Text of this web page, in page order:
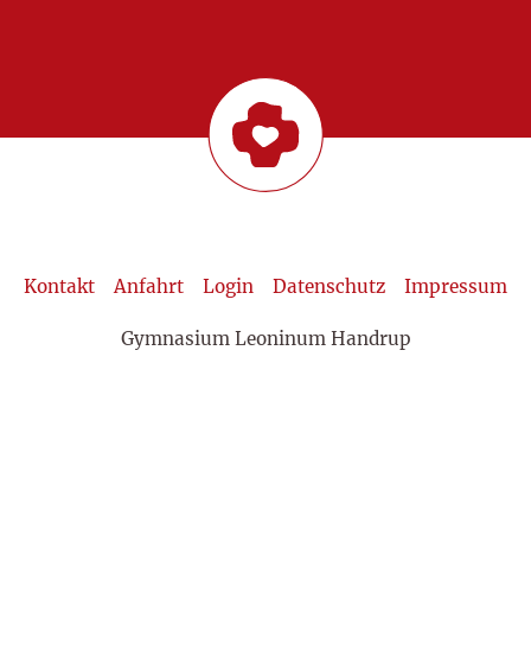
Kontakt Anfahrt Login Datenschutz Impressum
Gymnasium Leoninum Handrup